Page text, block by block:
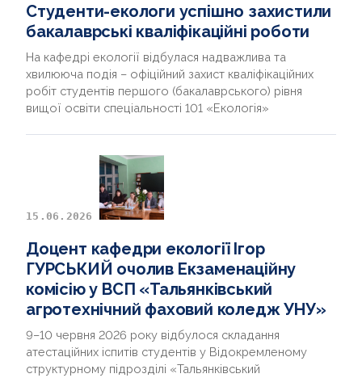
Студенти-екологи успішно захистили
бакалаврські кваліфікаційні роботи
На кафедрі екології відбулася надважлива та
хвилююча подія – офіційний захист кваліфікаційних
робіт студентів першого (бакалаврського) рівня
вищої освіти спеціальності 101 «Екологія»
15.06.2026
Доцент кафедри екології Ігор
ГУРСЬКИЙ очолив Екзаменаційну
комісію у ВСП «Тальянківський
агротехнічний фаховий коледж УНУ»
9–10 червня 2026 року відбулося складання
атестаційних іспитів студентів у Відокремленому
структурному підрозділі «Тальянківський